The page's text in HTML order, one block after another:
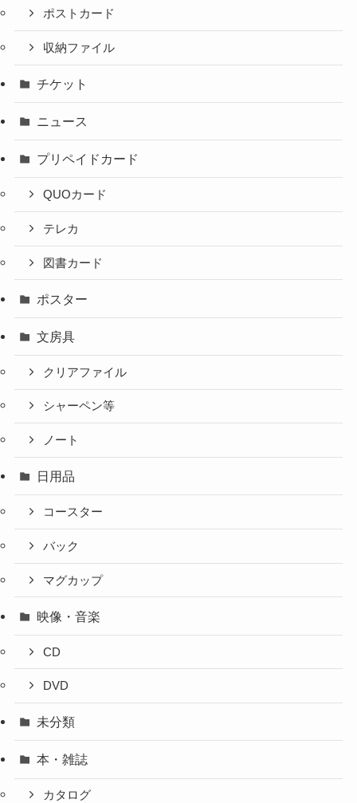
ポストカード
収納ファイル
チケット
ニュース
プリペイドカード
QUOカード
テレカ
図書カード
ポスター
文房具
クリアファイル
シャーペン等
ノート
日用品
コースター
バック
マグカップ
映像・音楽
CD
DVD
未分類
本・雑誌
カタログ